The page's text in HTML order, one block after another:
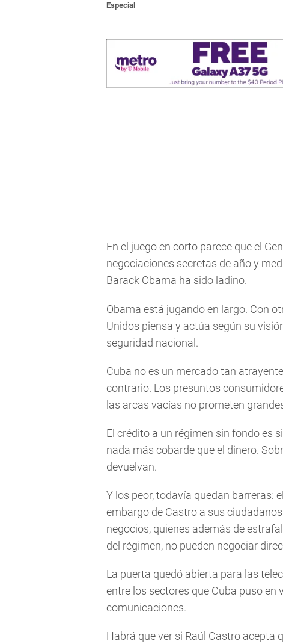
Especial
En el juego en corto parece que el
negociaciones secretas de año y
Barack Obama ha sido ladino.
Obama está jugando en largo. Con
Unidos piensa y actúa según su
seguridad nacional.
Cuba no es un mercado tan
contrario. Los presuntos
las arcas vacías no prometen
El crédito a un régimen sin fondo es
nada más cobarde que el dinero.
devuelvan.
Y los peor, todavía quedan barreras:
embargo de Castro a sus
negocios, quienes además de
del régimen, no pueden negociar
La puerta quedó abierta para las
entre los sectores que Cuba puso
comunicaciones.
Habrá que ver si Raúl Castro acepta